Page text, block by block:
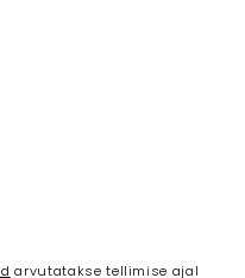
arvutatakse tellimise ajal